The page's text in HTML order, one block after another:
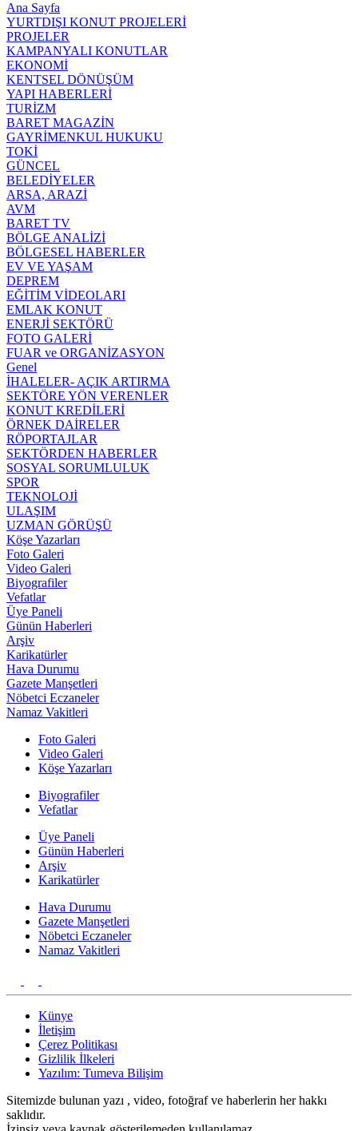
Ana Sayfa
YURTDIŞI KONUT PROJELERİ
PROJELER
KAMPANYALI KONUTLAR
EKONOMİ
KENTSEL DÖNÜŞÜM
YAPI HABERLERİ
TURİZM
BARET MAGAZİN
GAYRİMENKUL HUKUKU
TOKİ
GÜNCEL
BELEDİYELER
ARSA, ARAZİ
AVM
BARET TV
BÖLGE ANALİZİ
BÖLGESEL HABERLER
EV VE YAŞAM
DEPREM
EĞİTİM VİDEOLARI
EMLAK KONUT
ENERJİ SEKTÖRÜ
FOTO GALERİ
FUAR ve ORGANİZASYON
Genel
İHALELER- AÇIK ARTIRMA
SEKTÖRE YÖN VERENLER
KONUT KREDİLERİ
ÖRNEK DAİRELER
RÖPORTAJLAR
SEKTÖRDEN HABERLER
SOSYAL SORUMLULUK
SPOR
TEKNOLOJİ
ULAŞIM
UZMAN GÖRÜŞÜ
Köşe Yazarları
Foto Galeri
Video Galeri
Biyografiler
Vefatlar
Üye Paneli
Günün Haberleri
Arşiv
Karikatürler
Hava Durumu
Gazete Manşetleri
Nöbetci Eczaneler
Namaz Vakitleri
Foto Galeri
Video Galeri
Köşe Yazarları
Biyografiler
Vefatlar
Üye Paneli
Günün Haberleri
Arşiv
Karikatürler
Hava Durumu
Gazete Manşetleri
Nöbetci Eczaneler
Namaz Vakitleri
Künye
İletişim
Çerez Politikası
Gizlilik İlkeleri
Yazılım: Tumeva Bilişim
Sitemizde bulunan yazı , video, fotoğraf ve haberlerin her hakkı
saklıdır.